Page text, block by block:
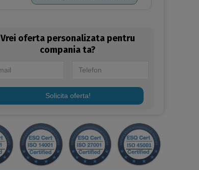
Vrei oferta personalizata pentru
compania ta?
Solicita oferta!